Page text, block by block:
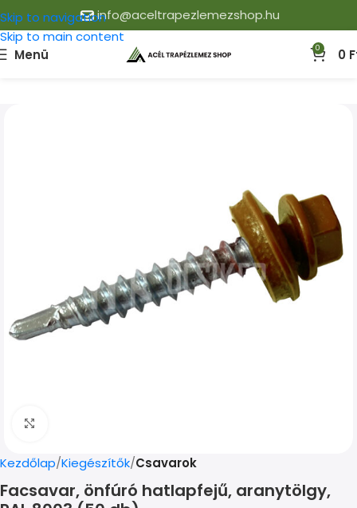
Skip to navigation
Skip to main content
info@aceltrapezlemezshop.hu
Menü 0 0
Kezdőlap Kiegészítők Csavarok
Facsavar, önfúró hatlapfejű, aranytölgy,